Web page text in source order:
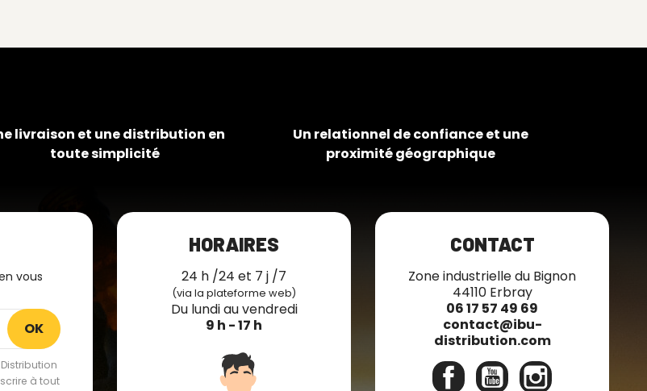
livraison et une distribution en
toute simplicité
Un relationnel de confiance et une
proximité géographique
vous
à tout
HORAIRES
24 h /24 et 7 j /7
(via la plateforme web)
Du lundi au vendredi
9 h - 17 h
CONTACT
Zone industrielle du Bignon
44110 Erbray
06 17 57 49 69
contact@ibu-
distribution.com
Facebook YouTube